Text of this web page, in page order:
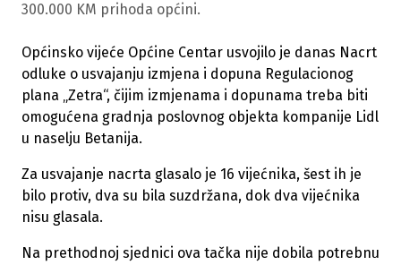
300.000 KM prihoda općini.
Općinsko vijeće Općine Centar usvojilo je danas Nacrt
odluke o usvajanju izmjena i dopuna Regulacionog
plana „Zetra“, čijim izmjenama i dopunama treba biti
omogućena gradnja poslovnog objekta kompanije Lidl
u naselju Betanija.
Za usvajanje nacrta glasalo je 16 vijećnika, šest ih je
bilo protiv, dva su bila suzdržana, dok dva vijećnika
nisu glasala.
Na prethodnoj sjednici ova tačka nije dobila potrebnu